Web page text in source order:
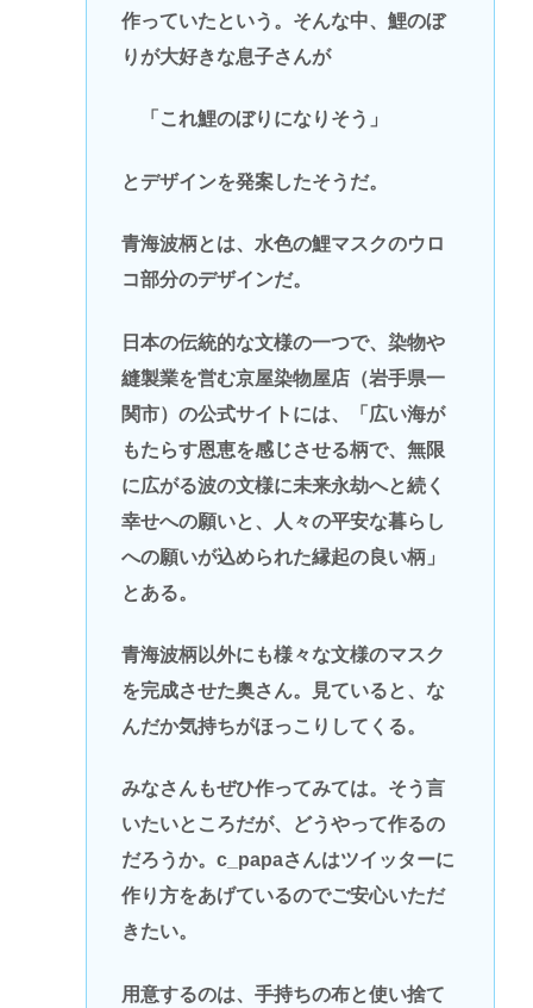
作っていたという。そんな中、鯉のぼ
りが大好きな息子さんが
「これ鯉のぼりになりそう」
とデザインを発案したそうだ。
青海波柄とは、水色の鯉マスクのウロ
コ部分のデザインだ。
日本の伝統的な文様の一つで、染物や
縫製業を営む京屋染物屋店（岩手県一
関市）の公式サイトには、「広い海が
もたらす恩恵を感じさせる柄で、無限
に広がる波の文様に未来永劫へと続く
幸せへの願いと、人々の平安な暮らし
への願いが込められた縁起の良い柄」
とある。
青海波柄以外にも様々な文様のマスク
を完成させた奥さん。見ていると、な
んだか気持ちがほっこりしてくる。
みなさんもぜひ作ってみては。そう言
いたいところだが、どうやって作るの
だろうか。c_papaさんはツイッターに
作り方をあげているのでご安心いただ
きたい。
用意するのは、手持ちの布と使い捨て